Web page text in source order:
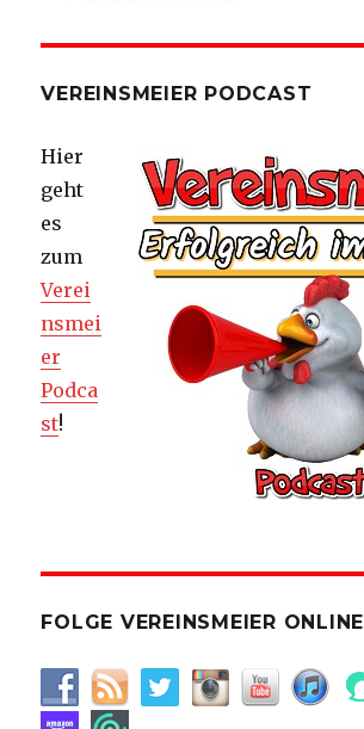
VEREINSMEIER PODCAST
Hier
geht
es
zum
Verei
nsmei
er
Podca
st!
FOLGE VEREINSMEIER ONLINE